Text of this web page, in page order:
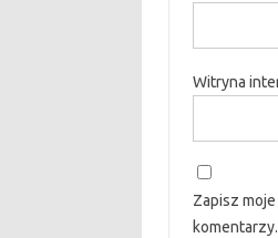
Witryna
Zapisz
komentarzy.